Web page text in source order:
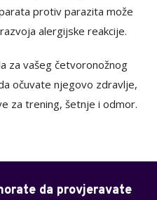
protiv parazita može
alergijske reakcije.
za vašeg četvoronožnog
očuvate njegovo zdravlje,
za trening, šetnje i odmor.
da provjeravate